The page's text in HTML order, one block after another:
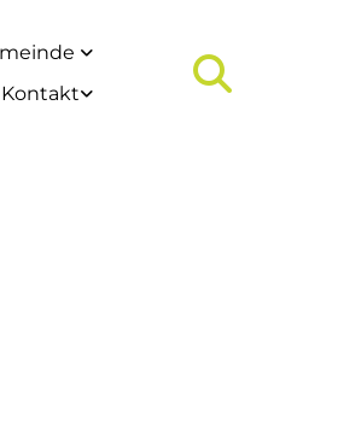
Kontakt